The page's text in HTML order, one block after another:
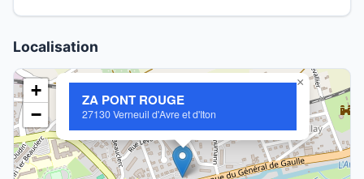
Localisation
ZA PONT ROUGE
27130 Verneuil d'Avre et d'Iton
×
+
−